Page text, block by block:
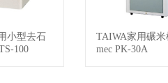
查看详情
小型去石
100
查看
TAIWA家用碾米
mec PK-30A